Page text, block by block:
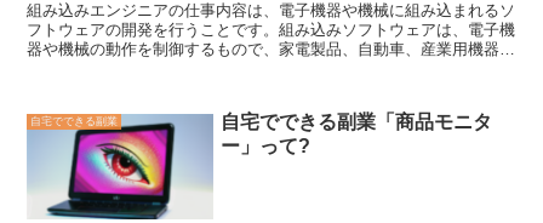
組み込みエンジニアの仕事内容は、電子機器や機械に組み込まれるソ
フトウェアの開発を行うことです。組み込みソフトウェアは、電子機
器や機械の動作を制御するもので、家電製品、自動車、産業用機器な
両方の知識を必要とします。また、組み込みソフトウェアはリアルタ
イムで動作することが多いため、高い信頼性と性能が求められます。
そのため、組み込みエンジニアは、ハードウェアの知識とソフトウェ
アの知識に加えて、リアルタイムシステムの知識も必要です。 組み
込みエンジニアは、組み込みシステムの開発を行う企業や、組み込み
自宅でできる副業
自宅でできる副業「商品モニタ
ー」って?